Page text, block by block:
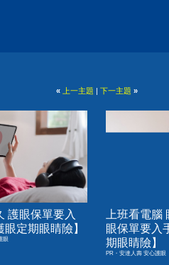
« 上一主題 | 下一主題 »
護眼保單要入
定期眼睛險】
眼
上班看電腦
眼保單要入
期眼睛險】
PR・安達人壽 安心護眼